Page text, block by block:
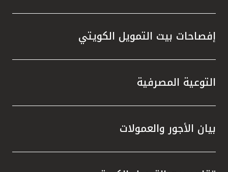
إفصاحات بيت التمويل الكويتي
التوعية المصرفية
بيان الأجور والعمولات